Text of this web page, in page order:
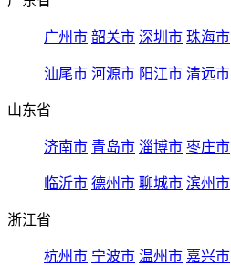
广州市 韶关市 深圳市 珠海市
汕尾市 河源市 阳江市 清远市
山东省
济南市 青岛市 淄博市 枣庄市
临沂市 德州市 聊城市 滨州市
浙江省
杭州市 宁波市 温州市 嘉兴市